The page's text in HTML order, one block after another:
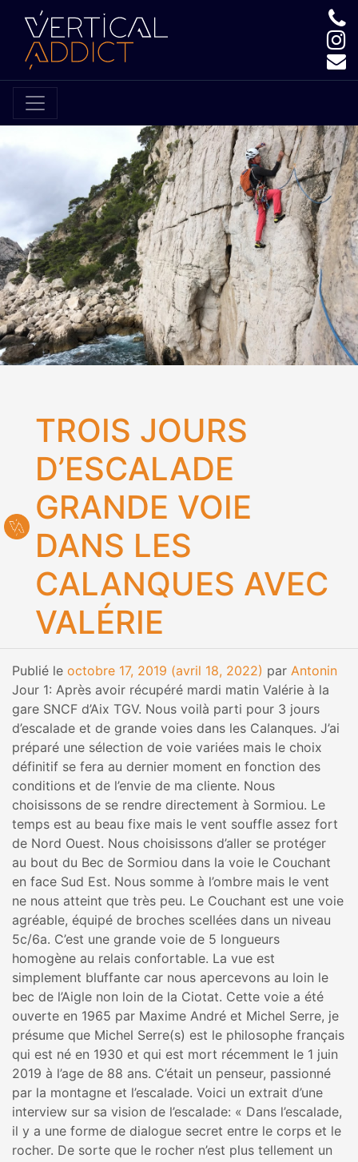
TROIS JOURS
D’ESCALADE
GRANDE VOIE
DANS LES
CALANQUES AVEC
VALÉRIE
Publié le octobre 17, 2019 (avril 18, 2022) par Antonin
Jour 1: Après avoir récupéré mardi matin Valérie à la
gare SNCF d’Aix TGV. Nous voilà parti pour 3 jours
d’escalade et de grande voies dans les Calanques. J’ai
préparé une sélection de voie variées mais le choix
définitif se fera au dernier moment en fonction des
conditions et de l’envie de ma cliente. Nous
choisissons de se rendre directement à Sormiou. Le
temps est au beau fixe mais le vent souffle assez fort
de Nord Ouest. Nous choisissons d’aller se protéger
au bout du Bec de Sormiou dans la voie le Couchant
en face Sud Est. Nous somme à l’ombre mais le vent
ne nous atteint que très peu. Le Couchant est une voie
agréable, équipé de broches scellées dans un niveau
5c/6a. C’est une grande voie de 5 longueurs
homogène au relais confortable. La vue est
simplement bluffante car nous apercevons au loin le
bec de l’Aigle non loin de la Ciotat. Cette voie a été
ouverte en 1965 par Maxime André et Michel Serre, je
présume que Michel Serre(s) est le philosophe français
qui est né en 1930 et qui est mort récemment le 1 juin
2019 à l’age de 88 ans. C’était un penseur, passionné
par la montagne et l’escalade. Voici un extrait d’une
interview sur sa vision de l’escalade: « Dans l’escalade,
il y a une forme de dialogue secret entre le corps et le
rocher. De sorte que le rocher n’est plus tellement un